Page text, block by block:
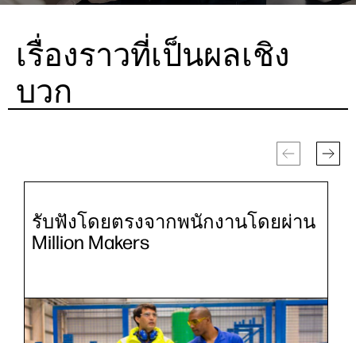
เรื่องราวที่เป็นผลเชิง
บวก
รับฟังโดยตรงจากพนักงานโดยผ่าน
Million Makers